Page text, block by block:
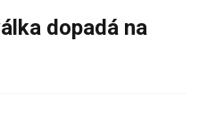
dopadá na